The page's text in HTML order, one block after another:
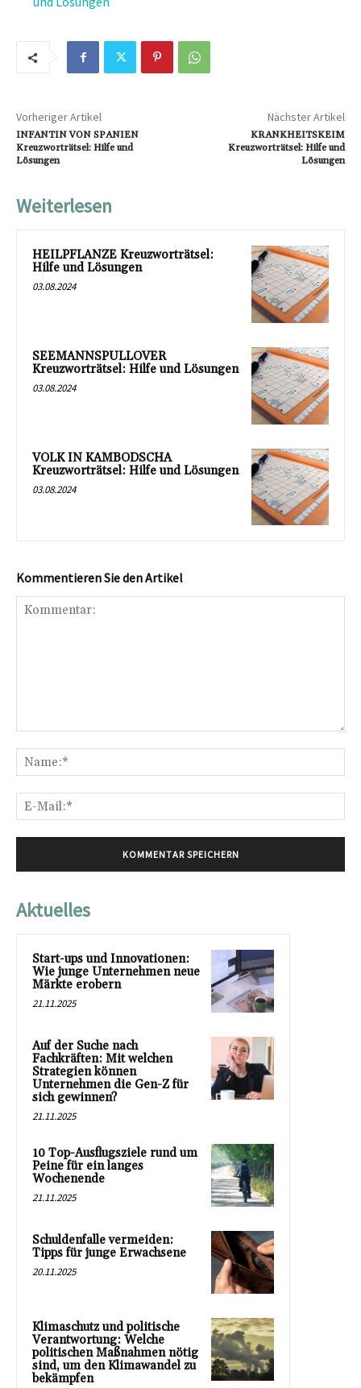
Vorheriger Artikel
INFANTIN VON SPANIEN
Kreuzworträtsel: Hilfe und
Lösungen
Nächster Artikel
KRANKHEITSKEIM
Kreuzworträtsel: Hilfe und
Lösungen
Weiterlesen
HEILPFLANZE Kreuzworträtsel:
Hilfe und Lösungen
03.08.2024
SEEMANNSPULLOVER
Kreuzworträtsel: Hilfe und Lösungen
03.08.2024
VOLK IN KAMBODSCHA
Kreuzworträtsel: Hilfe und Lösungen
03.08.2024
Kommentieren Sie den Artikel
Aktuelles
Start-ups und Innovationen:
Wie junge Unternehmen neue
Märkte erobern
21.11.2025
Auf der Suche nach
Fachkräften: Mit welchen
Strategien können
Unternehmen die Gen-Z für
sich gewinnen?
21.11.2025
10 Top-Ausflugsziele rund um
Peine für ein langes
Wochenende
21.11.2025
Schuldenfalle vermeiden:
Tipps für junge Erwachsene
20.11.2025
Klimaschutz und politische
Verantwortung: Welche
politischen Maßnahmen nötig
sind, um den Klimawandel zu
bekämpfen